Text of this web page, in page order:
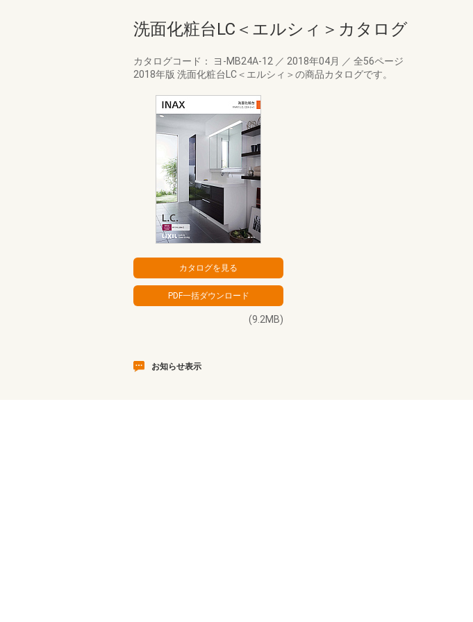
洗面化粧台LC＜エルシィ＞カタログ
カタログコード： ヨ-MB24A-12 ／ 2018年04月 ／ 全56ページ
2018年版 洗面化粧台LC＜エルシィ＞の商品カタログです。
(9.2MB)
お知らせ表示